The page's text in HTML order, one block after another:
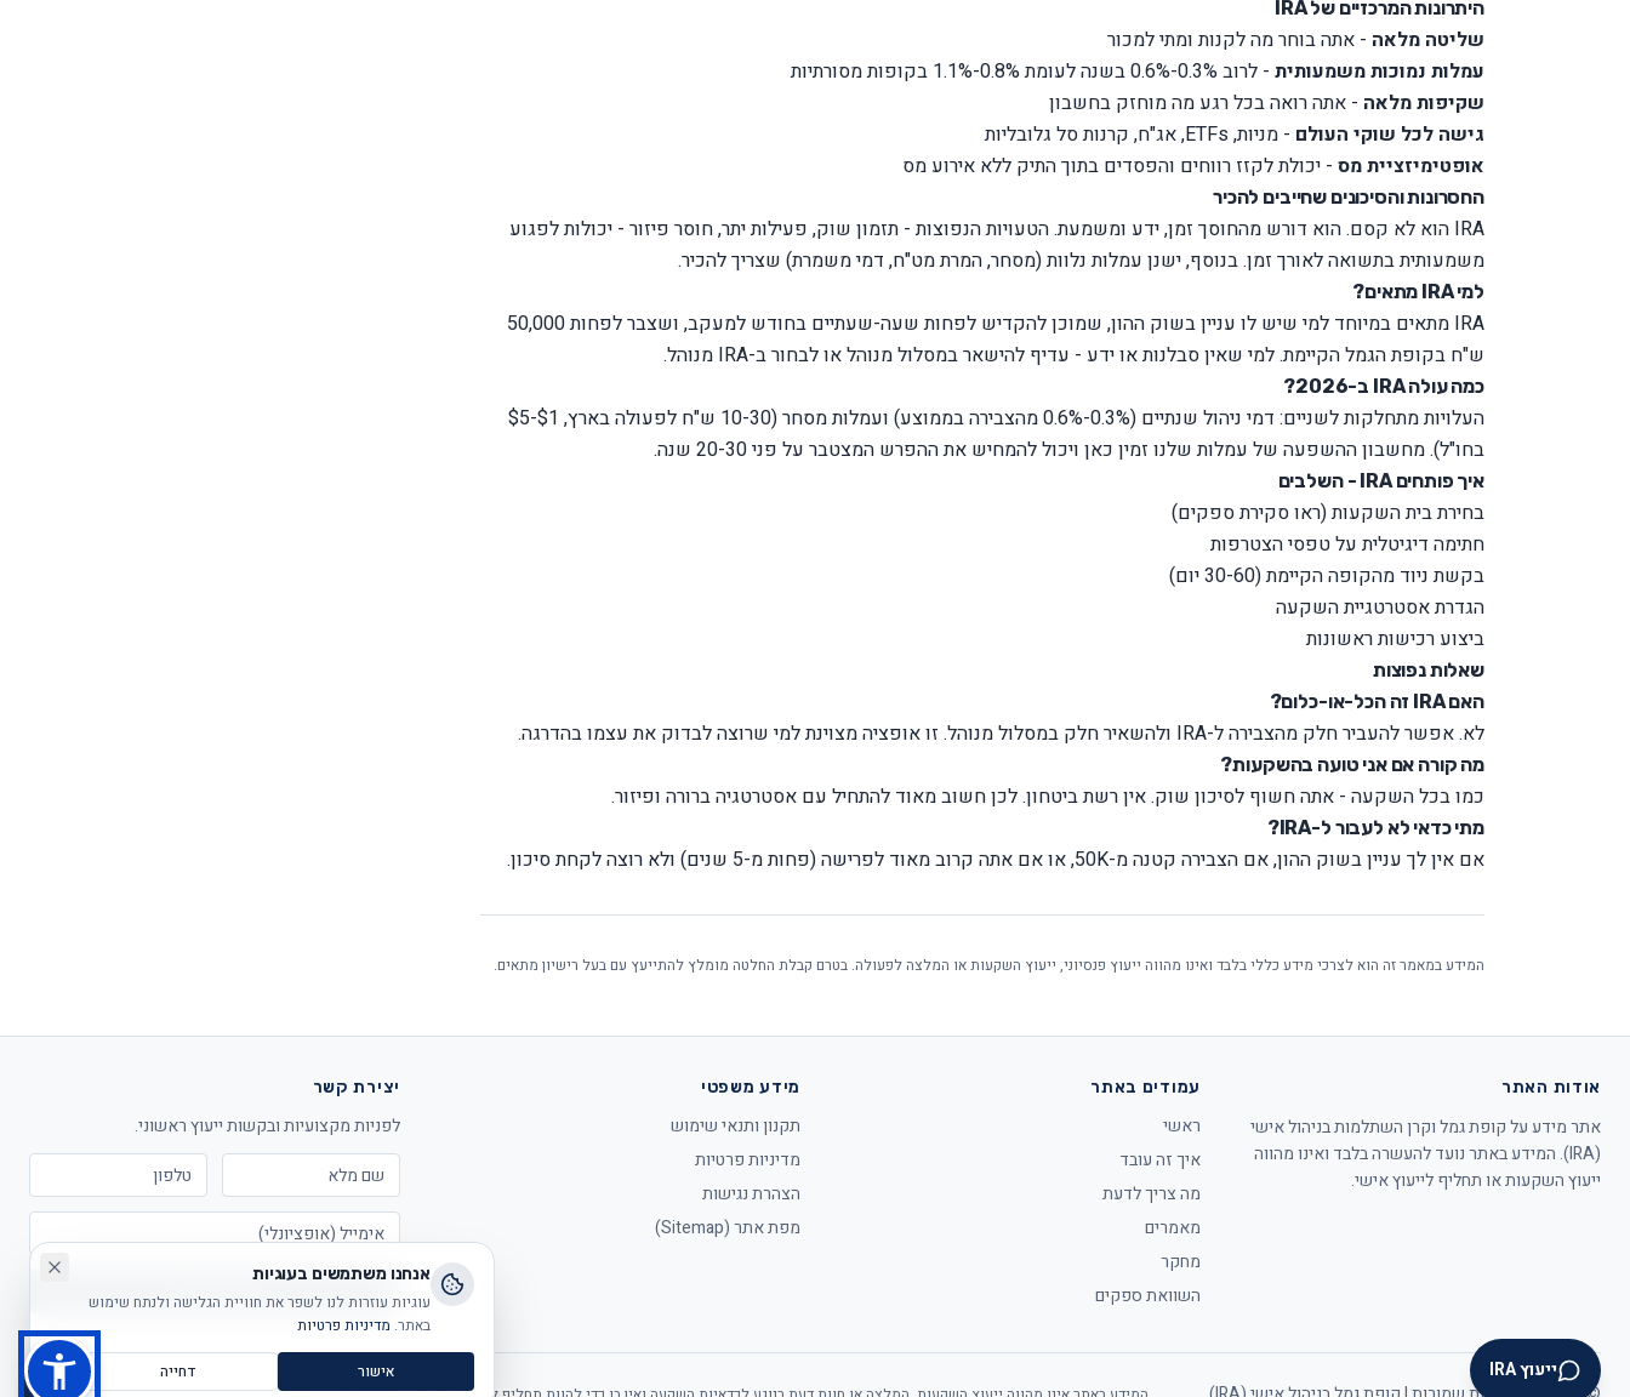
ייעוץ IRA
אנחנו משתמשים בעוגיות
עוגיות עוזרות לנו לשפר את חוויית הגלישה ולנתח שימוש
באתר. מדיניות פרטיות
אישור דחייה
היתרונות המרכזיים של IRA
שליטה מלאה - אתה בוחר מה לקנות ומתי למכור
עמלות נמוכות משמעותית - לרוב 0.3%-0.6% בשנה לעומת 0.8%-1.1% בקופות מסורתיות
שקיפות מלאה - אתה רואה בכל רגע מה מוחזק בחשבון
גישה לכל שוקי העולם - מניות, ETFs, אג"ח, קרנות סל גלובליות
אופטימיזציית מס - יכולת לקזז רווחים והפסדים בתוך התיק ללא אירוע מס
החסרונות והסיכונים שחייבים להכיר
IRA הוא לא קסם. הוא דורש מהחוסך זמן, ידע ומשמעת. הטעויות הנפוצות - תזמון שוק, פעילות יתר, חוסר פיזור - יכולות לפגוע
משמעותית בתשואה לאורך זמן. בנוסף, ישנן עמלות נלוות (מסחר, המרת מט"ח, דמי משמרת) שצריך להכיר.
למי IRA מתאים?
IRA מתאים במיוחד למי שיש לו עניין בשוק ההון, שמוכן להקדיש לפחות שעה-שעתיים בחודש למעקב, ושצבר לפחות 50,000
ש"ח בקופת הגמל הקיימת. למי שאין סבלנות או ידע - עדיף להישאר במסלול מנוהל או לבחור ב-IRA מנוהל.
כמה עולה IRA ב-2026?
העלויות מתחלקות לשניים: דמי ניהול שנתיים (0.3%-0.6% מהצבירה בממוצע) ועמלות מסחר (10-30 ש"ח לפעולה בארץ, $1-$5
בחו"ל). מחשבון ההשפעה של עמלות שלנו זמין כאן ויכול להמחיש את ההפרש המצטבר על פני 20-30 שנה.
איך פותחים IRA - השלבים
בחירת בית השקעות (ראוסקירת ספקים)
חתימה דיגיטלית על טפסי הצטרפות
בקשת ניוד מהקופה הקיימת (30-60 יום)
הגדרת אסטרטגיית השקעה
ביצוע רכישות ראשונות
שאלות נפוצות
האם IRA זה הכל-או-כלום?
לא. אפשר להעביר חלק מהצבירה ל-IRA ולהשאיר חלק במסלול מנוהל. זו אופציה מצוינת למי שרוצה לבדוק את עצמו בהדרגה.
מה קורה אם אני טועה בהשקעות?
כמו בכל השקעה - אתה חשוף לסיכון שוק. אין רשת ביטחון. לכן חשוב מאוד להתחיל עם אסטרטגיה ברורה ופיזור.
מתי כדאי לא לעבור ל-IRA?
אם אין לך עניין בשוק ההון, אם הצבירה קטנה מ-50K, או אם אתה קרוב מאוד לפרישה (פחות מ-5 שנים) ולא רוצה לקחת סיכון.
המידע במאמר זה הוא לצרכי מידע כללי בלבד ואינו מהווה ייעוץ פנסיוני, ייעוץ השקעות או המלצה לפעולה. בטרם קבלת החלטה מומלץ להתייעץ עם בעל רישיון מתאים.
אודות האתר
אתר מידע על קופת גמל וקרן השתלמות בניהול אישי
(IRA). המידע באתר נועד להעשרה בלבד ואינו מהווה
ייעוץ השקעות או תחליף לייעוץ אישי.
עמודים באתר
ראשי
איך זה עובד
מה צריך לדעת
מאמרים
מחקר
השוואת ספקים
מידע משפטי
תקנון ותנאי שימוש
מדיניות פרטיות
הצהרת נגישות
מפת אתר (Sitemap)
יצירת קשר
לפניות מקצועיות ובקשות ייעוץ ראשוני.
שליחה